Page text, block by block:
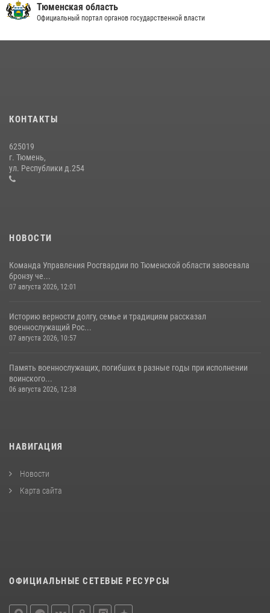
03 августа 2026, 07:23 1
Сотрудники тюменского СОБР "Сова" отработали навыки
десантирования на Урале
16 июля 2026, 10:42
Тюменская область
Официальный портал органов государственной власти
КОНТАКТЫ
625019
г. Тюмень,
ул. Республики д.254
НОВОСТИ
Команда Управления Росгвардии по Тюменской области завоевала
бронзу че...
07 августа 2026, 12:01
Историю верности долгу, семье и традициям рассказал
военнослужащий Рос...
07 августа 2026, 10:57
Память военнослужащих, погибших в разные годы при исполнении
воинского...
06 августа 2026, 12:38
НАВИГАЦИЯ
Новости
Карта сайта
ОФИЦИАЛЬНЫЕ СЕТЕВЫЕ РЕСУРСЫ